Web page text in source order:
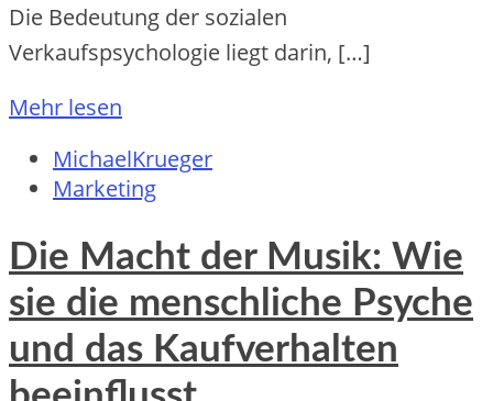
Die Bedeutung der sozialen
Verkaufspsychologie liegt darin, […]
Mehr lesen
MichaelKrueger
Marketing
Die Macht der Musik: Wie
sie die menschliche Psyche
und das Kaufverhalten